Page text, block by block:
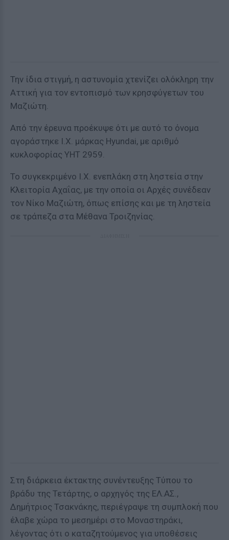
Την ίδια στιγμή, η αστυνομία χτενίζει ολόκληρη την
Αττική για τον εντοπισμό των κρησφύγετων του
Μαζιώτη.
Από την έρευνα προέκυψε ότι με αυτό το όνομα
αγοράστηκε Ι.Χ. μάρκας Hyundai, με αριθμό
κυκλοφορίας ΥΗΤ 2959.
Το συγκεκριμένο Ι.Χ. ενεπλάκη στη ληστεία στην
Κλειτορία Αχαΐας, με την οποία οι Αρχές συνέδεαν
τον Νίκο Μαζιώτη, όπως επίσης και με τη ληστεία
σε τράπεζα στα Μέθανα Τροιζηνίας.
Στη διάρκεια έκτακτης συνέντευξης Τύπου το
βράδυ της Τετάρτης, ο αρχηγός της ΕΛ.ΑΣ.,
Δημήτριος Τσακνάκης, περιέγραψε τη συμπλοκή που
έλαβε χώρα το μεσημέρι στο Μοναστηράκι,
λέγοντας ότι ο καταζητούμενος για υποθέσεις